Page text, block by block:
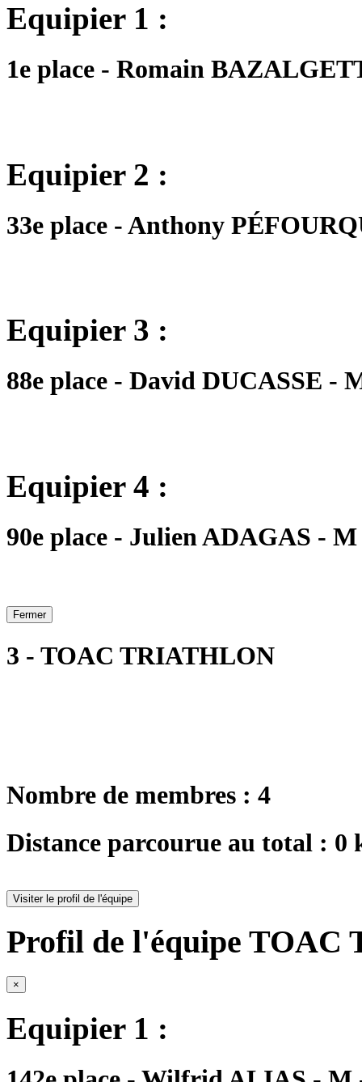
Equipier 1 :
1e place - Romain
Equipier 2 :
33e place - Anthony
Equipier 3 :
88e place - David DUCASSE -
Equipier 4 :
90e place - Julien ADAGAS -
Fermer
3 - TOAC TRIATHLON
Nombre de membres : 4
Distance parcourue au total : 0
Visiter le profil de l'équipe
Profil de l'équipe TOAC
×
Equipier 1 :